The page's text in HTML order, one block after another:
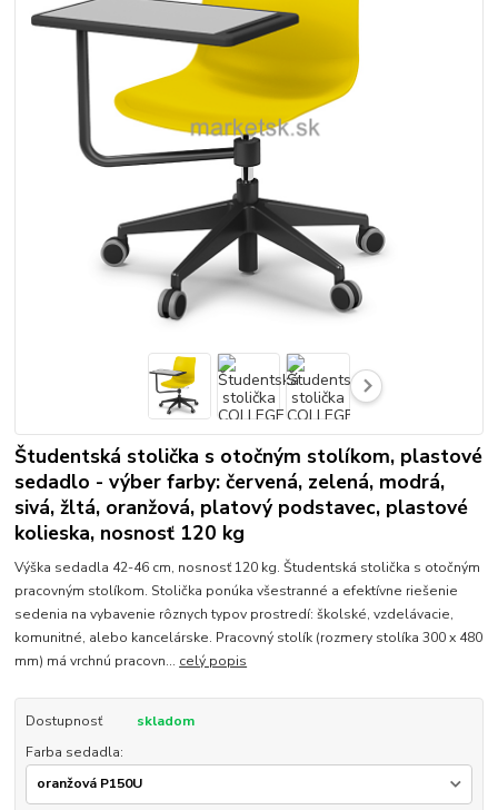
Študentská stolička s otočným stolíkom, plastové
sedadlo - výber farby: červená, zelená, modrá,
sivá, žltá, oranžová, platový podstavec, plastové
kolieska, nosnosť 120 kg
Výška sedadla 42-46 cm, nosnosť 120 kg. Študentská stolička s otočným
pracovným stolíkom. Stolička ponúka všestranné a efektívne riešenie
sedenia na vybavenie rôznych typov prostredí: školské, vzdelávacie,
komunitné, alebo kancelárske. Pracovný stolík (rozmery stolíka 300 x 480
mm) má vrchnú pracovn... celý popis
Dostupnosť
skladom
Farba sedadla: